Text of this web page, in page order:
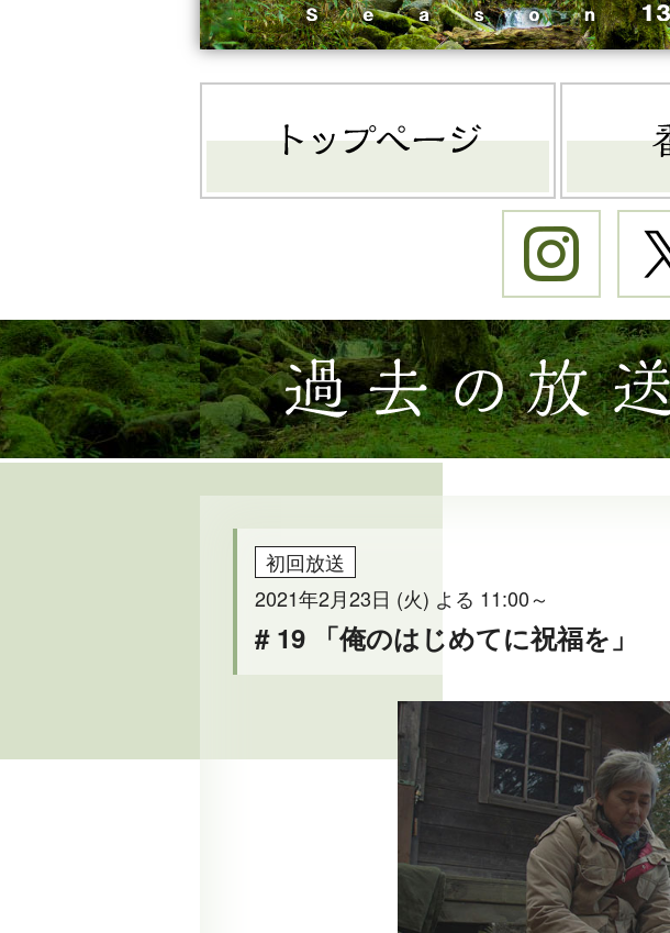
初回放送
2021年2月23日 (火) よる 11:00～
# 19 「俺のはじめてに祝福を」